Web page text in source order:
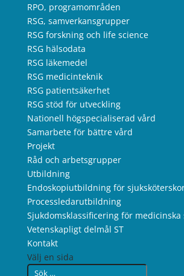
RPO, programområden
RSG, samverkansgrupper
RSG forskning och life science
RSG hälsodata
RSG läkemedel
RSG medicinteknik
RSG patientsäkerhet
RSG stöd för utveckling
Nationell högspecialiserad vård
Samarbete för bättre vård
Projekt
Råd och arbetsgrupper
Utbildning
Endoskopiutbildning för
Processledarutbildning
Sjukdomsklassificering för medicinska
Vetenskapligt delmål ST
Kontakt
Välj en sida